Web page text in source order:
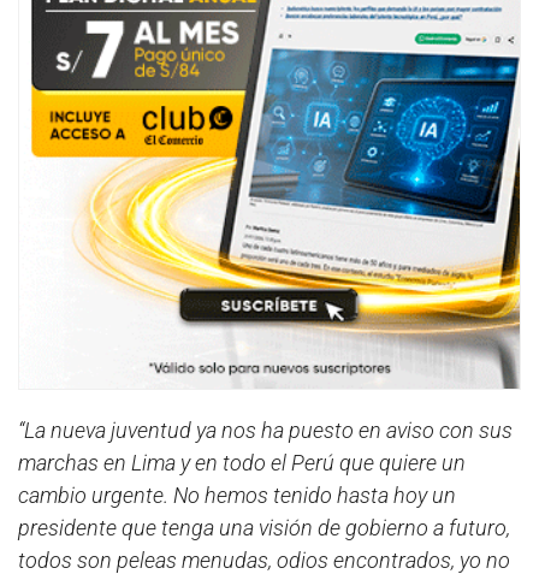
“La nueva juventud ya nos ha puesto en aviso con sus
marchas en Lima y en todo el Perú que quiere un
cambio urgente. No hemos tenido hasta hoy un
presidente que tenga una visión de gobierno a futuro,
todos son peleas menudas, odios encontrados, yo no